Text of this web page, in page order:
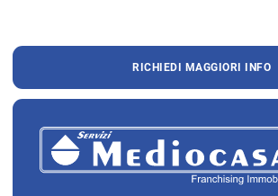
RICHIEDI MAGGIORI INFO